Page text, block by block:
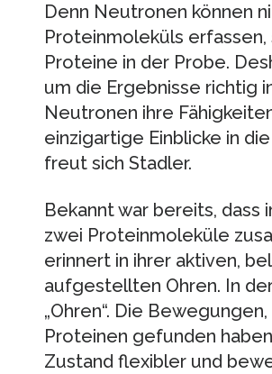
Denn Neutronen können
Proteinmoleküls
Proteine in der Probe.
um die Ergebnisse richtig
Neutronen ihre
einzigartige Einblicke in
freut sich Stadler.
Bekannt war bereits, dass
zwei Proteinmoleküle
erinnert in ihrer aktiven,
aufgestellten Ohren. In
„Ohren“. Die
Proteinen gefunden
Zustand flexibler und